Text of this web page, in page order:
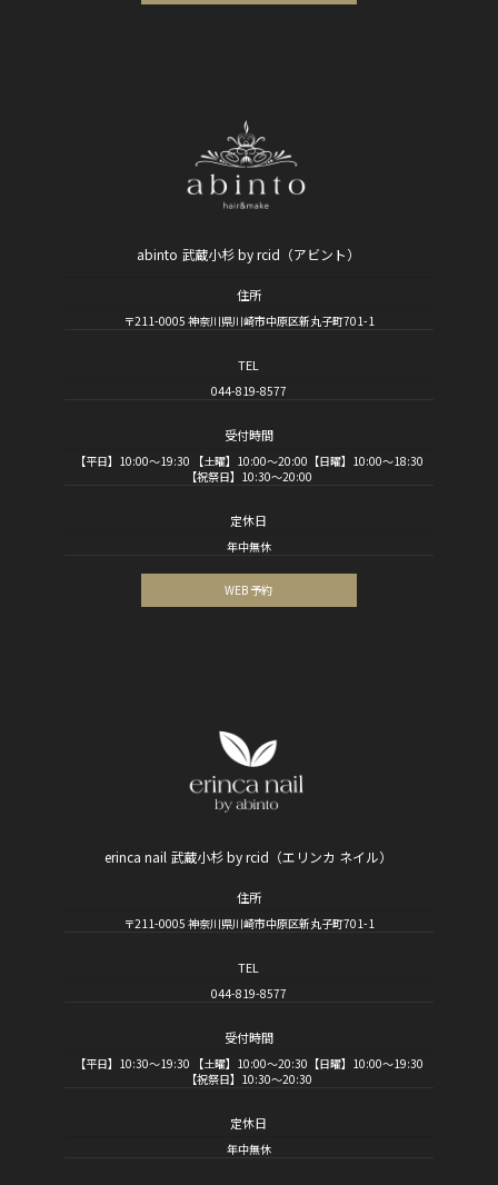
abinto 武蔵小杉 by rcid（アビント）
住所
〒211-0005 神奈川県川崎市中原区新丸子町701-1
TEL
044-819-8577
受付時間
【平日】10:00～19:30 【土曜】10:00～20:00【日曜】10:00～18:30
【祝祭日】10:30～20:00
定休日
年中無休
WEB 予約
erinca nail 武蔵小杉 by rcid（エリンカ ネイル）
住所
〒211-0005 神奈川県川崎市中原区新丸子町701-1
TEL
044-819-8577
受付時間
【平日】10:30～19:30 【土曜】10:00～20:30【日曜】10:00～19:30
【祝祭日】10:30～20:30
定休日
年中無休